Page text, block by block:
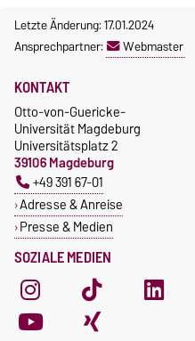
Letzte Änderung: 17.01.2024
Ansprechpartner:
Webmaster
SOZIALE MEDIEN
KONTAKT
Otto-von-Guericke-
Universität Magdeburg
Universitätsplatz 2
39106 Magdeburg
+49 391 67-01
Adresse & Anreise
Presse & Medien